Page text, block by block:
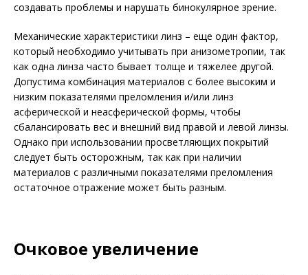
создавать проблемы и нарушать бинокулярное зрение.
Механические характеристики линз – еще один фактор,
который необходимо учитывать при анизометропии, так
как одна линза часто бывает толще и тяжелее другой.
Допустима комбинация материалов с более высоким и
низким показателями преломления и/или линз
асферической и неасферической формы, чтобы
сбалансировать вес и внешний вид правой и левой линзы.
Однако при использовании просветляющих покрытий
следует быть осторожным, так как при наличии
материалов с различными показателями преломления
остаточное отражение может быть разным.
Очковое увеличение